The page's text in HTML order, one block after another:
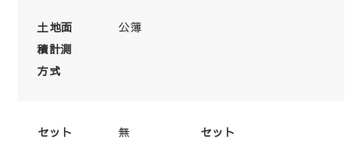
土地面
積計測
方式
公簿
セット
無
セット